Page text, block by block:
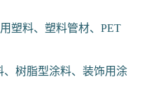
塑料、塑料管材、PET
树脂型涂料、装饰用涂